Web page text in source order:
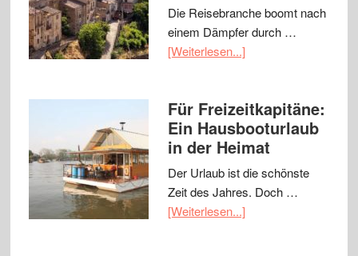
Die Reisebranche boomt nach
einem Dämpfer durch …
[Weiterlesen...]
Für Freizeitkapitäne:
Ein Hausbooturlaub
in der Heimat
Der Urlaub ist die schönste
Zeit des Jahres. Doch …
[Weiterlesen...]